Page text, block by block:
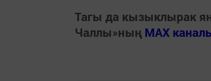
Тагы да кызыклырак
Чаллы»ның MAX